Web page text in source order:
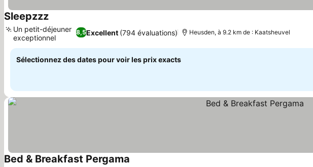
Sleepzzz
8,5Excellent (794 évaluations)
Un petit-déjeuner
exceptionnel
Heusden, à 9.2 km de : Kaatsheuvel
Sélectionnez des dates pour voir les prix exacts
Bed & Breakfast Pergama